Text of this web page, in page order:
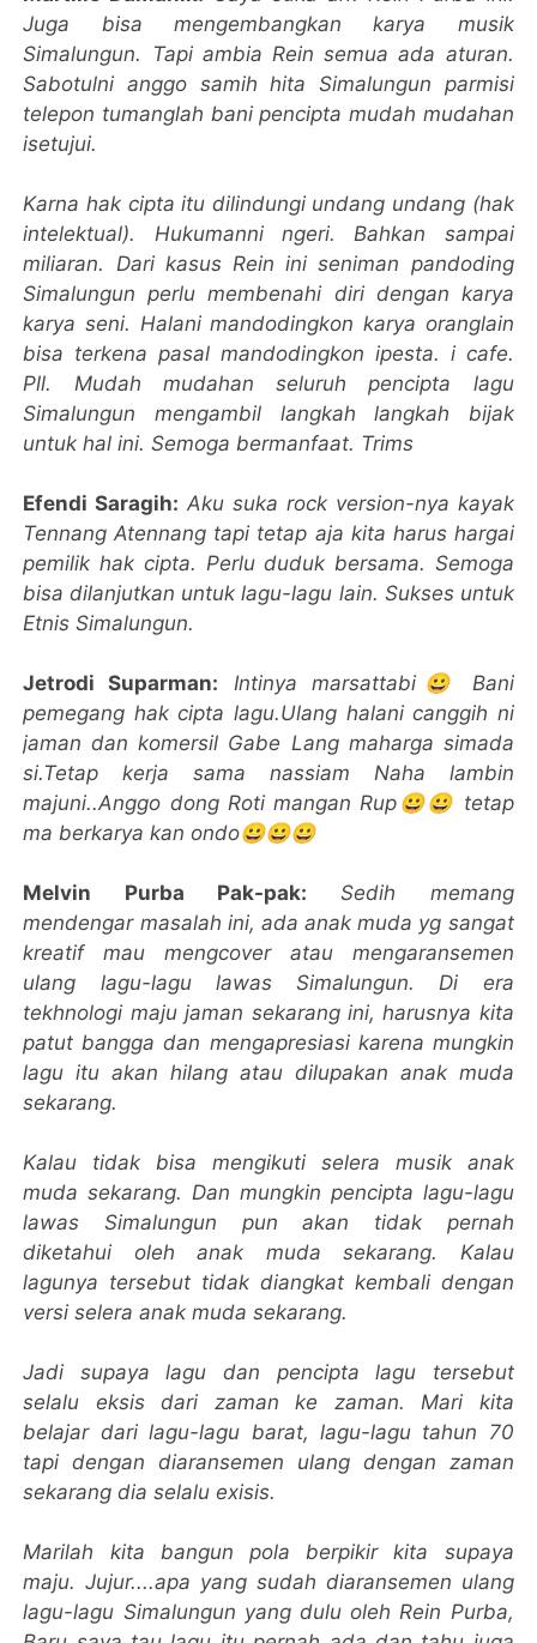
Juga bisa mengembangkan karya musik
Simalungun. Tapi ambia Rein semua ada aturan.
Sabotulni anggo samih hita Simalungun parmisi
telepon tumanglah bani pencipta mudah mudahan
isetujui.
Karna hak cipta itu dilindungi undang undang (hak
intelektual). Hukumanni ngeri. Bahkan sampai
miliaran. Dari kasus Rein ini seniman pandoding
Simalungun perlu membenahi diri dengan karya
karya seni. Halani mandodingkon karya oranglain
bisa terkena pasal mandodingkon ipesta. i cafe.
Pll. Mudah mudahan seluruh pencipta lagu
Simalungun mengambil langkah langkah bijak
untuk hal ini. Semoga bermanfaat. Trims
Efendi Saragih: Aku suka rock version-nya kayak
Tennang Atennang tapi tetap aja kita harus hargai
pemilik hak cipta. Perlu duduk bersama. Semoga
bisa dilanjutkan untuk lagu-lagu lain. Sukses untuk
Etnis Simalungun.
Jetrodi Suparman: Intinya marsattabi😀 Bani
pemegang hak cipta lagu.Ulang halani canggih ni
jaman dan komersil Gabe Lang maharga simada
si.Tetap kerja sama nassiam Naha lambin
majuni..Anggo dong Roti mangan Rup😀😀 tetap
ma berkarya kan ondo😀😀😀
Melvin Purba Pak-pak: Sedih memang
mendengar masalah ini, ada anak muda yg sangat
kreatif mau mengcover atau mengaransemen
ulang lagu-lagu lawas Simalungun. Di era
tekhnologi maju jaman sekarang ini, harusnya kita
patut bangga dan mengapresiasi karena mungkin
lagu itu akan hilang atau dilupakan anak muda
sekarang.
Kalau tidak bisa mengikuti selera musik anak
muda sekarang. Dan mungkin pencipta lagu-lagu
lawas Simalungun pun akan tidak pernah
diketahui oleh anak muda sekarang. Kalau
lagunya tersebut tidak diangkat kembali dengan
versi selera anak muda sekarang.
Jadi supaya lagu dan pencipta lagu tersebut
selalu eksis dari zaman ke zaman. Mari kita
belajar dari lagu-lagu barat, lagu-lagu tahun 70
tapi dengan diaransemen ulang dengan zaman
sekarang dia selalu exisis.
Marilah kita bangun pola berpikir kita supaya
maju.Jujur....apa yang sudah diaransemen ulang
lagu-lagu Simalungun yang dulu oleh Rein Purba,